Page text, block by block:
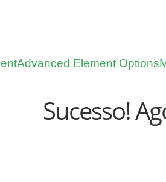
Advanced Element Options
Sucesso!